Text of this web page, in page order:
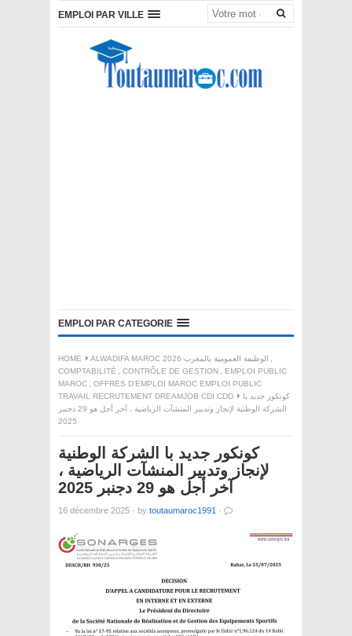
EMPLOI PAR VILLE
EMPLOI PAR CATEGORIE
HOME ALWADIFA MAROC 2026 الوظيفة العمومية بالمغرب
,
COMPTABILITÉ , CONTRÔLE DE GESTION , EMPLOI PUBLIC
MAROC , OFFRES D'EMPLOI MAROC EMPLOI PUBLIC
TRAVAIL RECRUTEMENT DREAMJOB CDI CDD
كونكور جديد با
الشركة الوطنية لإنجاز وتدبير المنشآت الرياضية ، آخر أجل هو 29 دجنبر
2025
كونكور جديد با الشركة الوطنية
لإنجاز وتدبير المنشآت الرياضية ،
آخر أجل هو 29 دجنبر 2025
16 décembre 2025 · by toutaumaroc1991 ·